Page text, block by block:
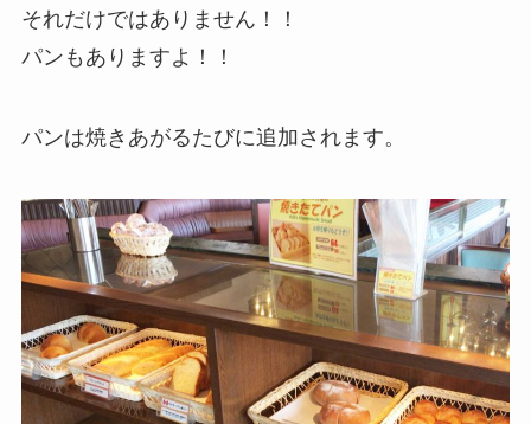
それだけではありません！！
パンもありますよ！！
パンは焼きあがるたびに追加されます。